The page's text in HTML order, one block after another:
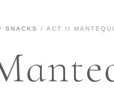
SNACKS / ACT II